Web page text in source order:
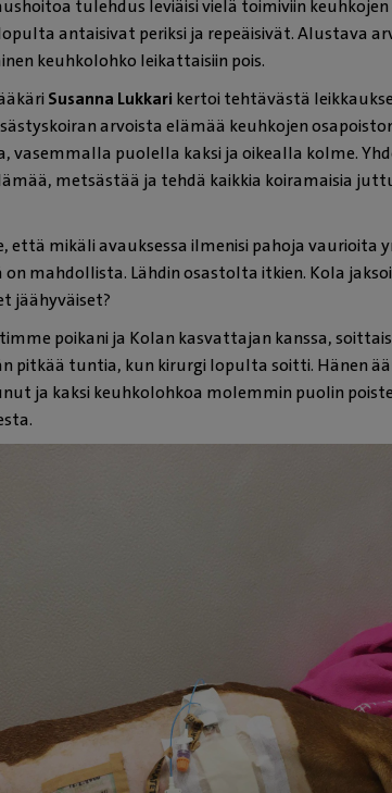
tulehdus leviäisi vielä toimiviin
antaisivat periksi ja repeäisivät. Alustava
keuhkolohko leikattaisiin pois.
Susanna Lukkari kertoi tehtävästä
arvoista elämää keuhkojen
vasemmalla puolella kaksi ja oikealla kolme.
metsästää ja tehdä kaikkia koiramaisia
että mikäli avauksessa ilmenisi pahoja vaurioita
mahdollista. Lähdin osastolta itkien. Kola
jäähyväiset?
poikani ja Kolan kasvattajan kanssa,
pitkää tuntia, kun kirurgi lopulta soitti. Hänen
ja kaksi keuhkolohkoa molemmin puolin